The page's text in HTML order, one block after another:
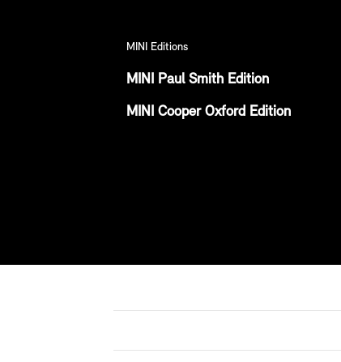
MINI Editions
MINI Paul Smith Edition
MINI Cooper Oxford Edition